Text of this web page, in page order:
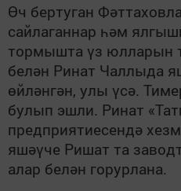
Өч бертуган
сайлаганнар һәм
тормышта үз юлларын
белән Ринат Чаллыда
өйләнгән, улы үсә.
булып эшли. Ринат
предприятиесендә
яшәүче Ришат та
алар белән горурлана.